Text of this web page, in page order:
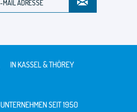
IN KASSEL & THÖREY
UNTERNEHMEN SEIT 1950